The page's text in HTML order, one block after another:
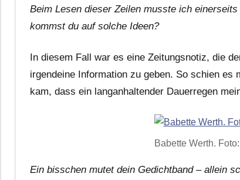
Beim Lesen dieser Zeilen musste ich
kommst du auf solche Ideen?
In diesem Fall war es eine Zeitungsnotiz, die
irgendeine Information zu geben. So schien
kam, dass ein langanhaltender Dauerregen
Babette Werth.
Ein bisschen mutet dein Gedichtband – allein